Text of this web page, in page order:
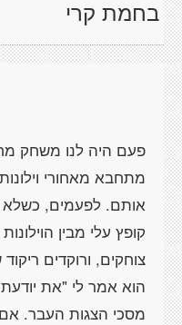
בחמת קרי
פעם היה לנו משחק
מתחבא מאחורי
אותם. לפעמים, כשלא
קופץ עלי מבין
צוחקים, ורוקדים
הוא אמר לי "את
מסכי הצגות העבר.